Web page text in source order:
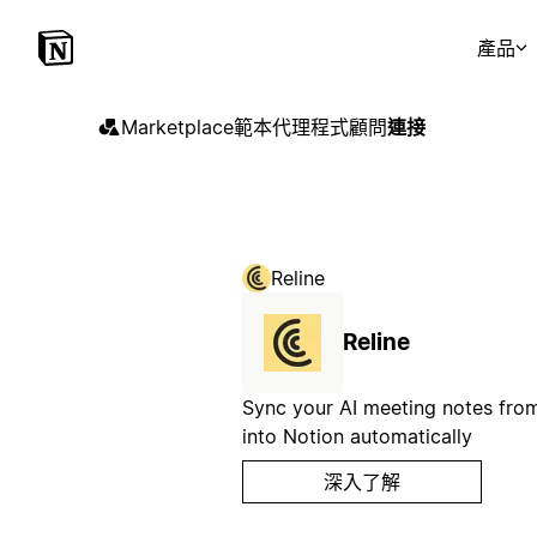
產品
Marketplace範本代理程式顧問連接
Reline
Reline
Sync your AI meeting notes
into Notion automatically
深入了解